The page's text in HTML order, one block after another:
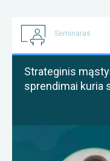
Seminaras
Strateginis
sprendimai kuria